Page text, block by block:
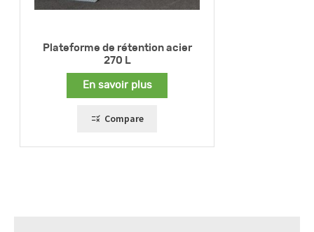
Plateforme de rétention acier
270 L
En savoir plus
Compare